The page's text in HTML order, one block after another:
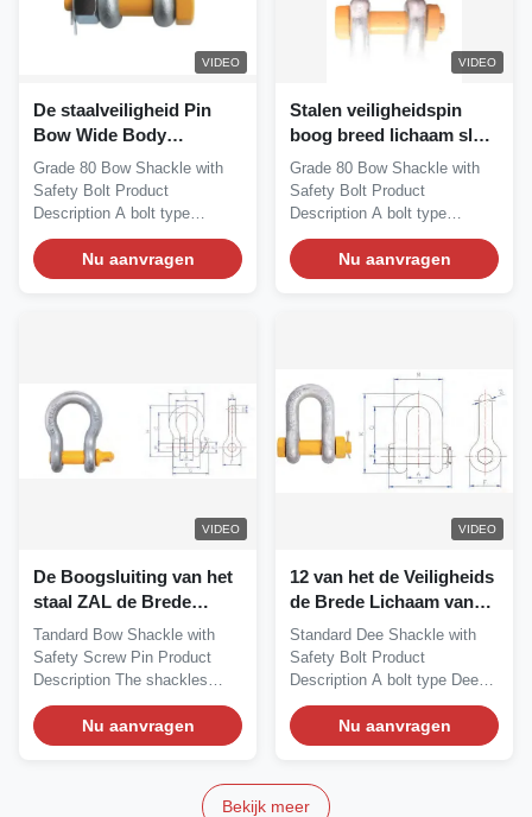
VIDEO
De staalveiligheid Pin
Bow Wide Body
Shackles 1,25 Duim ZAL
12 Ton
Grade 80 Bow Shackle with
Safety Bolt Product
Description A bolt type
shackle is a more secure...
Nu aanvragen
VIDEO
Stalen veiligheidspin
boog breed lichaam slot
1,25 inch WLL 12 ton
Grade 80 Bow Shackle with
Safety Bolt Product
Description A bolt type
shackle is a more secure...
Nu aanvragen
VIDEO
De Boogsluiting van het
staal ZAL de Brede
Lichaam met de Speld
van de
Veiligheidsschroef 1,25
Duim 12 Ton
Tandard Bow Shackle with
Safety Screw Pin Product
Description The shackles
have a large rounded...
Nu aanvragen
VIDEO
12 van het de Veiligheids
de Brede Lichaam van
het tonstaal Sluitingen
Hete Onderdompeling
Gegalvaniseerd Pin Bow
Shackle
Standard Dee Shackle with
Safety Bolt Product
Description A bolt type Dee
Shackle is a more...
Nu aanvragen
Bekijk meer